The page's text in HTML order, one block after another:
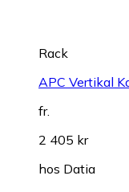
Rack
APC Vertikal
fr.
2 405 kr
hos Datia